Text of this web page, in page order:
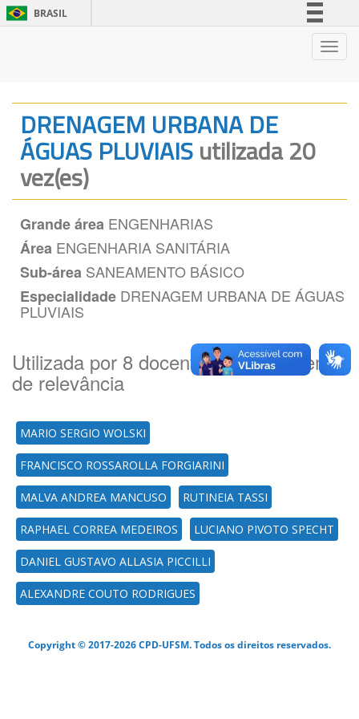
BRASIL
Legislação
Canais
DRENAGEM URBANA DE
ÁGUAS PLUVIAISutilizada 20
vez(es)
Grande área ENGENHARIAS
Área ENGENHARIA SANITÁRIA
Sub-área SANEAMENTO BÁSICO
Especialidade DRENAGEM URBANA DE ÁGUAS
PLUVIAIS
Utilizada por 8 docente(es) por ordem
de relevância
MARIO SERGIO WOLSKI
FRANCISCO ROSSAROLLA FORGIARINI
MALVA ANDREA MANCUSO RUTINEIA TASSI
RAPHAEL CORREA MEDEIROS LUCIANO PIVOTO SPECHT
DANIEL GUSTAVO ALLASIA PICCILLI
ALEXANDRE COUTO RODRIGUES
Copyright © 2017-2026 CPD-UFSM. Todos os direitos reservados.